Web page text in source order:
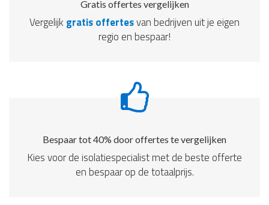
Gratis offertes vergelijken
Vergelijk gratis offertesvan bedrijven uit je eigen
regio en bespaar!
Bespaar tot 40% door offertes te vergelijken
Kies voor de isolatiespecialist met de beste offerte
en bespaar op de totaalprijs.